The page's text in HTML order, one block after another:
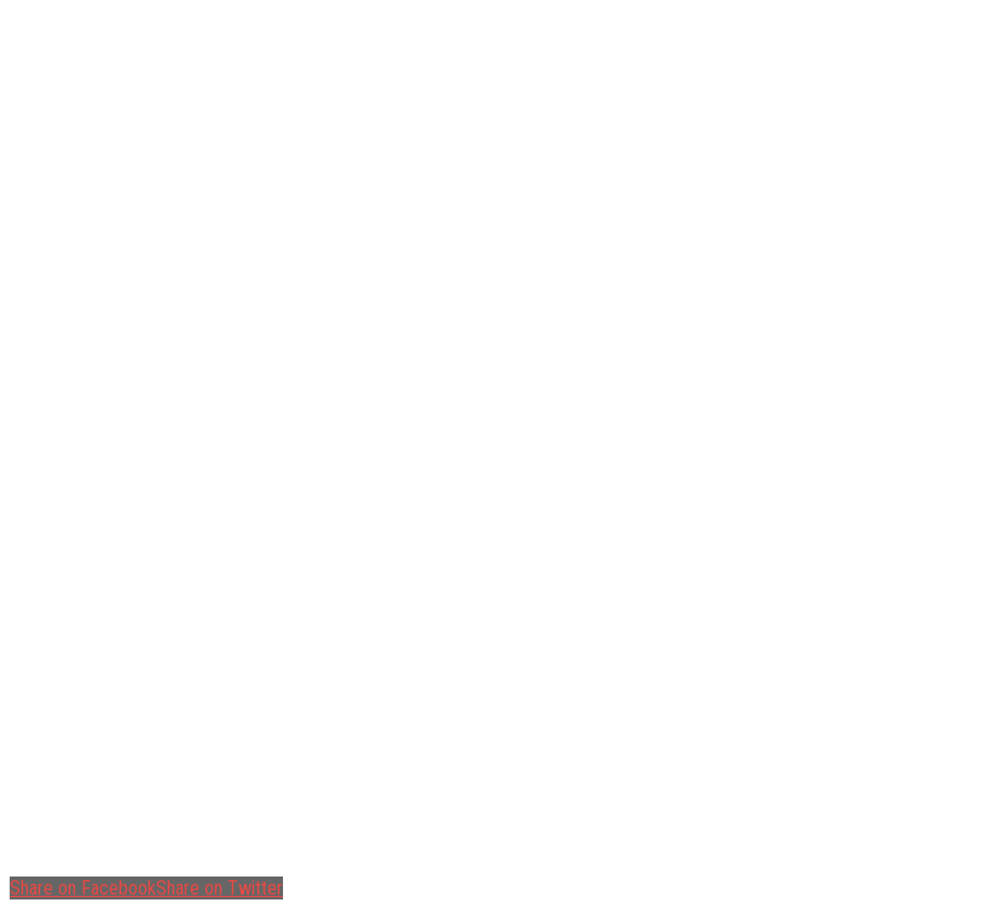
Share on FacebookShare on Twitter